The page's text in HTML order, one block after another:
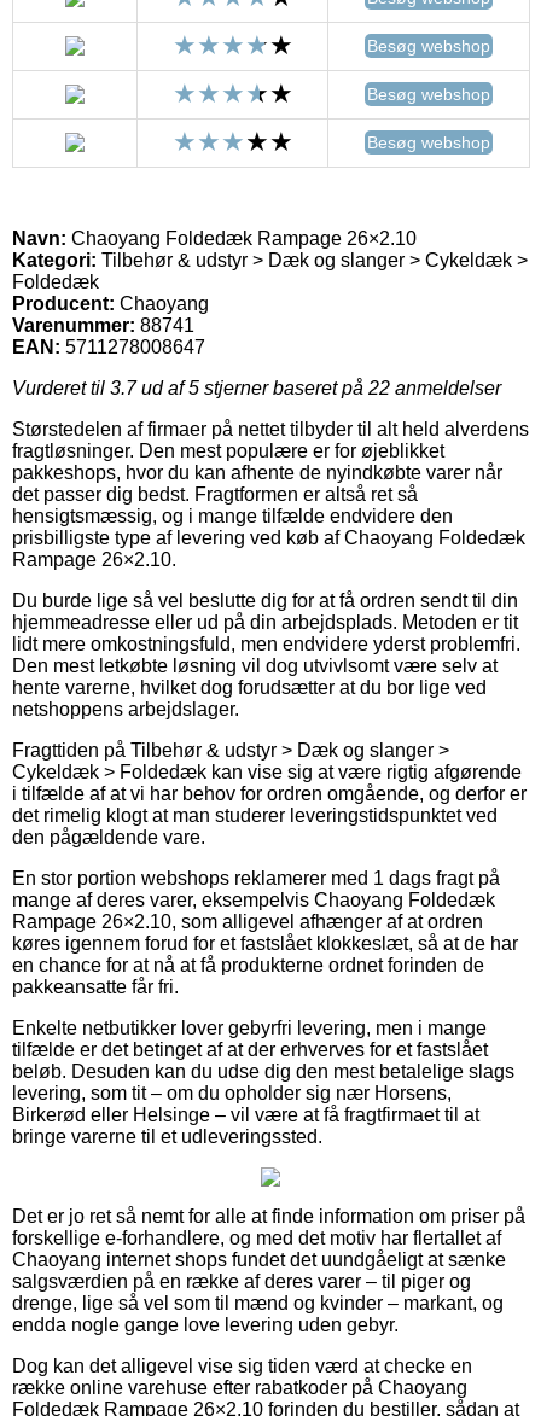
Besøg webshop
Besøg webshop
Besøg webshop
Navn: Chaoyang Foldedæk Rampage 26×2.10
Kategori: Tilbehør & udstyr > Dæk og slanger > Cykeldæk >
Foldedæk
Producent: Chaoyang
Varenummer: 88741
EAN: 5711278008647
Vurderet til 3.7ud af 5 stjerner baseret på 22 anmeldelser
Størstedelen af firmaer på nettet tilbyder til alt held alverdens
fragtløsninger. Den mest populære er for øjeblikket
pakkeshops, hvor du kan afhente de nyindkøbte varer når
det passer dig bedst. Fragtformen er altså ret så
hensigtsmæssig, og i mange tilfælde endvidere den
prisbilligste type af levering ved køb af Chaoyang Foldedæk
Rampage 26×2.10.
Du burde lige så vel beslutte dig for at få ordren sendt til din
hjemmeadresse eller ud på din arbejdsplads. Metoden er tit
lidt mere omkostningsfuld, men endvidere yderst problemfri.
Den mest letkøbte løsning vil dog utvivlsomt være selv at
hente varerne, hvilket dog forudsætter at du bor lige ved
netshoppens arbejdslager.
Fragttiden på Tilbehør & udstyr > Dæk og slanger >
Cykeldæk > Foldedæk kan vise sig at være rigtig afgørende
i tilfælde af at vi har behov for ordren omgående, og derfor er
det rimelig klogt at man studerer leveringstidspunktet ved
den pågældende vare.
En stor portion webshops reklamerer med 1 dags fragt på
mange af deres varer, eksempelvis Chaoyang Foldedæk
Rampage 26×2.10, som alligevel afhænger af at ordren
køres igennem forud for et fastslået klokkeslæt, så at de har
en chance for at nå at få produkterne ordnet forinden de
pakkeansatte får fri.
Enkelte netbutikker lover gebyrfri levering, men i mange
tilfælde er det betinget af at der erhverves for et fastslået
beløb. Desuden kan du udse dig den mest betalelige slags
levering, som tit – om du opholder sig nær Horsens,
Birkerød eller Helsinge – vil være at få fragtfirmaet til at
bringe varerne til et udleveringssted.
Det er jo ret så nemt for alle at finde information om priser på
forskellige e-forhandlere, og med det motiv har flertallet af
Chaoyang internet shops fundet det uundgåeligt at sænke
salgsværdien på en række af deres varer – til piger og
drenge, lige så vel som til mænd og kvinder – markant, og
endda nogle gange love levering uden gebyr.
Dog kan det alligevel vise sig tiden værd at checke en
række online varehuse efter rabatkoder på Chaoyang
Foldedæk Rampage 26×2.10 forinden du bestiller, sådan at